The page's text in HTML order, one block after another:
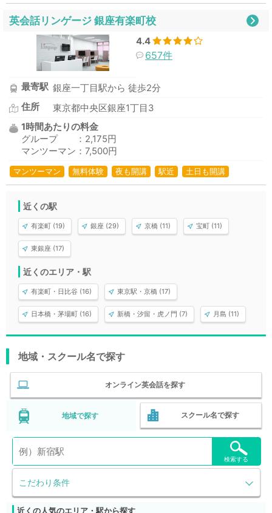
英会話リンゲージ 銀座有楽町校
4.4
657件
最寄駅 銀座一丁目駅から 徒歩2分
住所
東京都中央区銀座1丁目3
1時間あたりの料金
グループ ：2,175円
マンツーマン：7,500円
マンツーマン 無料体験 夜も開講 駅近 土日も開講
近くの駅
有楽町 (19) 銀座 (29) 京橋 (11) 宝町 (11)
東銀座 (17)
近くのエリア・駅
有楽町・日比谷 (16) 東京駅・京橋 (17)
日本橋・茅場町 (16) 新橋・汐留・虎ノ門 (7) 月島 (11)
地域・スクール名で探す
オンライン英会話を探す
地域で探す スクール名で探す
こだわり条件
検索する
近くの人気のエリア・駅から探す